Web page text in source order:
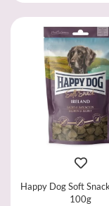
Happy Dog Soft
100g